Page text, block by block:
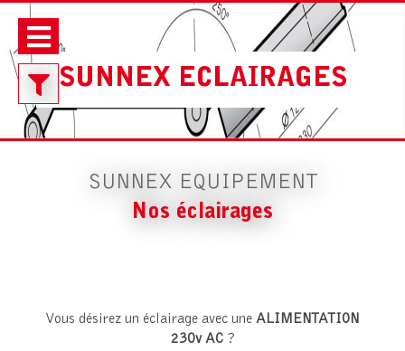
SUNNEX ECLAIRAGES
SUNNEX EQUIPEMENT
Nos éclairages
Filtre
:
Bras flexible
Vous désirez un éclairage avec une ALIMENTATION
230v AC?